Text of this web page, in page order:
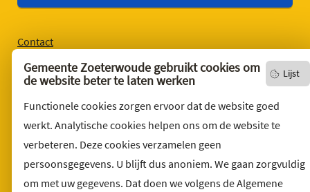
Lijst
Gemeente Zoeterwoude gebruikt cookies om
de website beter te laten werken
Functionele cookies zorgen ervoor dat de website goed
werkt. Analytische cookies helpen ons om de website te
verbeteren. Deze cookies verzamelen geen
persoonsgegevens. U blijft dus anoniem. We gaan zorgvuldig
om met uw gegevens. Dat doen we volgens de Algemene
Contact
English version
Privacyverklaring
Over deze website
Sitemap
Klacht indienen